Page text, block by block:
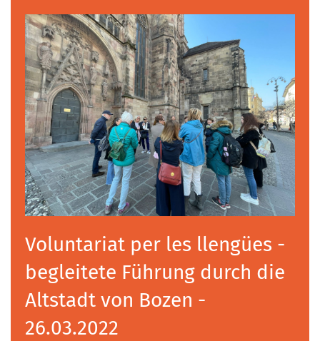
Voluntariat per les llengües -
begleitete Führung durch die
Altstadt von Bozen -
26.03.2022